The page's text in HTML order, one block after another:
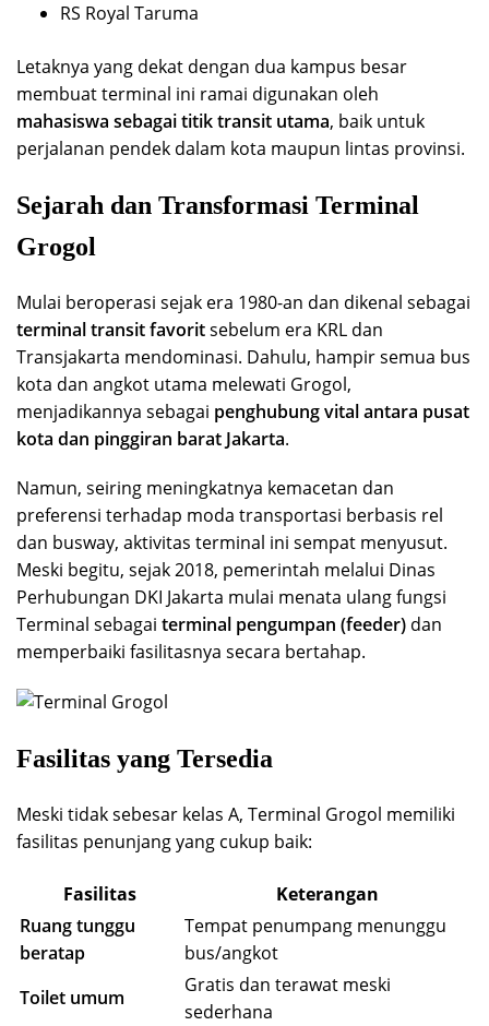
RS Royal Taruma
Letaknya yang dekat dengan dua kampus besar
membuat terminal ini ramai digunakan oleh
mahasiswa sebagai titik transit utama, baik untuk
perjalanan pendek dalam kota maupun lintas provinsi.
Sejarah dan Transformasi Terminal
Grogol
Mulai beroperasi sejak era 1980-an dan dikenal sebagai
terminal transit favoritsebelum era KRL dan
Transjakarta mendominasi. Dahulu, hampir semua bus
kota dan angkot utama melewati Grogol,
menjadikannya sebagai penghubung vital antara pusat
kota dan pinggiran barat Jakarta.
Namun, seiring meningkatnya kemacetan dan
preferensi terhadap moda transportasi berbasis rel
dan busway, aktivitas terminal ini sempat menyusut.
Meski begitu, sejak 2018, pemerintah melalui Dinas
Perhubungan DKI Jakarta mulai menata ulang fungsi
Terminal sebagai terminal pengumpan (feeder) dan
memperbaiki fasilitasnya secara bertahap.
Fasilitas yang Tersedia
Meski tidak sebesar kelas A, Terminal Grogol memiliki
fasilitas penunjang yang cukup baik:
Fasilitas
Keterangan
Ruang tunggu
beratap
Tempat penumpang menunggu
bus/angkot
Toilet umum
Gratis dan terawat meski
sederhana